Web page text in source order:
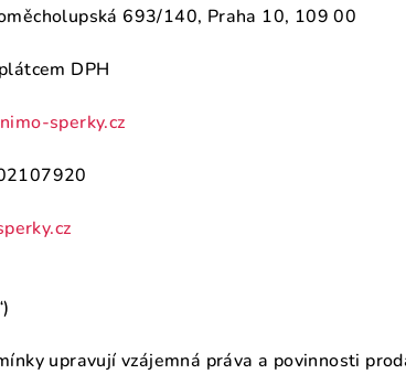
693/140, Praha 10, 109 00
plátcem DPH
sperky.cz
upravují vzájemná práva a povinnosti